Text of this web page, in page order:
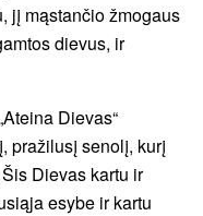
jį mąstančio žmogaus
dievus, ir
Dievas“
pražilusį senolį, kurį
Dievas kartu ir
esybe ir kartu